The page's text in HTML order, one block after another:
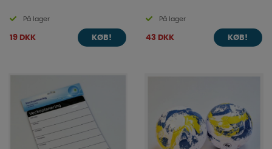
På lager
19 DKK KØB!
På lager
43 DKK KØB!